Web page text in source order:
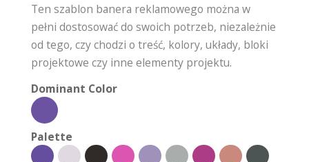
Ten szablon banera reklamowego można w
pełni dostosować do swoich potrzeb, niezależnie
od tego, czy chodzi o treść, kolory, układy, bloki
projektowe czy inne elementy projektu.
Dominant Color
Palette